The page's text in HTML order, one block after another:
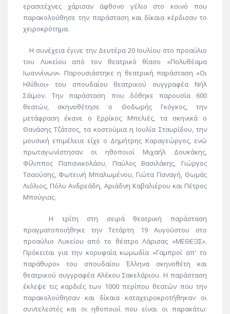
ερασιτέχνες χάρισαν άφθονο γέλιο στο κοινό που
παρακολούθησε την παράσταση και δίκαια κέρδισαν το
χειροκρότημα.
Η συνέχεια έγινε την Δευτέρα 20 Ιουλίου στο προαύλιο
του Λυκείου από τον θεατρικό θίασο «Πολυθέαμα
Ιωαννίνων». Παρουσιάστηκε η θεατρική παράσταση «Οι
Ηλίθιοι» του σπουδαίου θεατρικού συγγραφέα Νήλ
Σάϊμον. Την παράσταση που δόθηκε παρουσία 600
θεατών, σκηνοθέτησε ο Θοδωρής Γκόγκος, την
μετάφραση έκανε ο Ερρίκος Μπελιές, τα σκηνικά ο
Θανάσης Τζάτσος, τα κοστούμια η Ιουλία Σταυρίδου, την
μουσική επιμέλεια είχε ο Δημήτρης Καραγεώργος, ενώ
πρωταγωνίστησαν οι ηθοποιοί Μιχαήλ Δουκάκης,
Φίλιππος Παπανικολάου, Παύλος Βασιλάκης, Γιώργος
Τσαούσης, Φωτεινή Μπαλωμένου, Γιώτα Παναγή, Θωμάς
Λιόλιος, Πόλυ Ανδρεάδη, Αριάδνη Καβαλιέρου και Πέτρος
Μπούγιας.
Η τρίτη στη σειρά θεατρική παράσταση
πραγματοποιήθηκε την Τετάρτη 19 Αυγούστου στο
προαύλιο Λυκείου από το θέατρο Λάρισας «ΜΕΘΕΞΙΣ».
Πρόκειται για την κορυφαία κωμωδία «Γαμπροί απ' το
παράθυρο» του σπουδαίου Έλληνα σκηνοθέτη και
θεατρικού συγγραφέα Αλέκου Σακελάριου. Η παράσταση
έκλεψε τις καρδιές των 1000 περίπου θεατών που την
παρακολούθησαν και δίκαια καταχειροκροτήθηκαν οι
συντελεστές και οι ηθοποιοί που είναι οι παρακάτω: